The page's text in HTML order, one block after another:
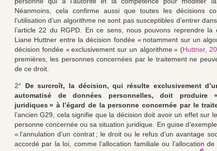
Néanmoins, cela confirme aussi que toutes les décisions
l’utilisation d’un algorithme ne sont pas susceptibles d’entrer
l’article 22 du RGPD. En ce sens, nous pouvons reprendre la
Liane Huttner entre la décision fondée « notamment sur un
décision fondée « exclusivement sur un algorithme » (Huttner,
premières, les personnes concernées par le traitement ne
de ce droit.
2° De surcroît, la décision, qui résulte exclusivement
automatisé de données personnelles, doit produire
juridiques » à l’égard de la personne concernée par le
l’ancien G29, cela signifie que la décision doit avoir un effet sur
personne concernée ou sa situation juridique. En guise
« l’annulation d’un contrat ; le droit ou le refus d’un avantage
accordé par la loi, comme l’allocation familiale ou l’allocation